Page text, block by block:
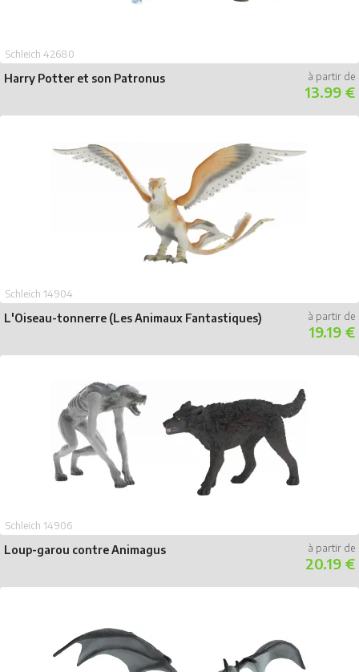
Harry Potter et son Patronus
Schleich 42680
13.99 €
L'Oiseau-tonnerre (Les Animaux Fantastiques)
Schleich 14904
19.19 €
Loup-garou contre Animagus
Schleich 14906
20.19 €